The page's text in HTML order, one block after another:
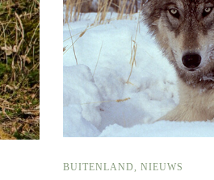
BUITENLAND, NIEUWS